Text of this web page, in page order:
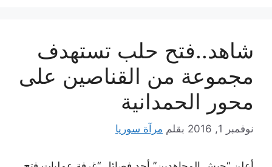
شاهد..فتح حلب تستهدف
مجموعة من القناصين على
محور الحمدانية
نوفمبر 1, 2016 بقلم مرآة سوريا